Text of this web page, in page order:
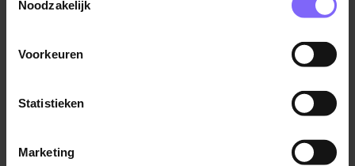
Noodzakelijk
Voorkeuren
Statistieken
Marketing
Grubbeveld
Front Office Medewerker